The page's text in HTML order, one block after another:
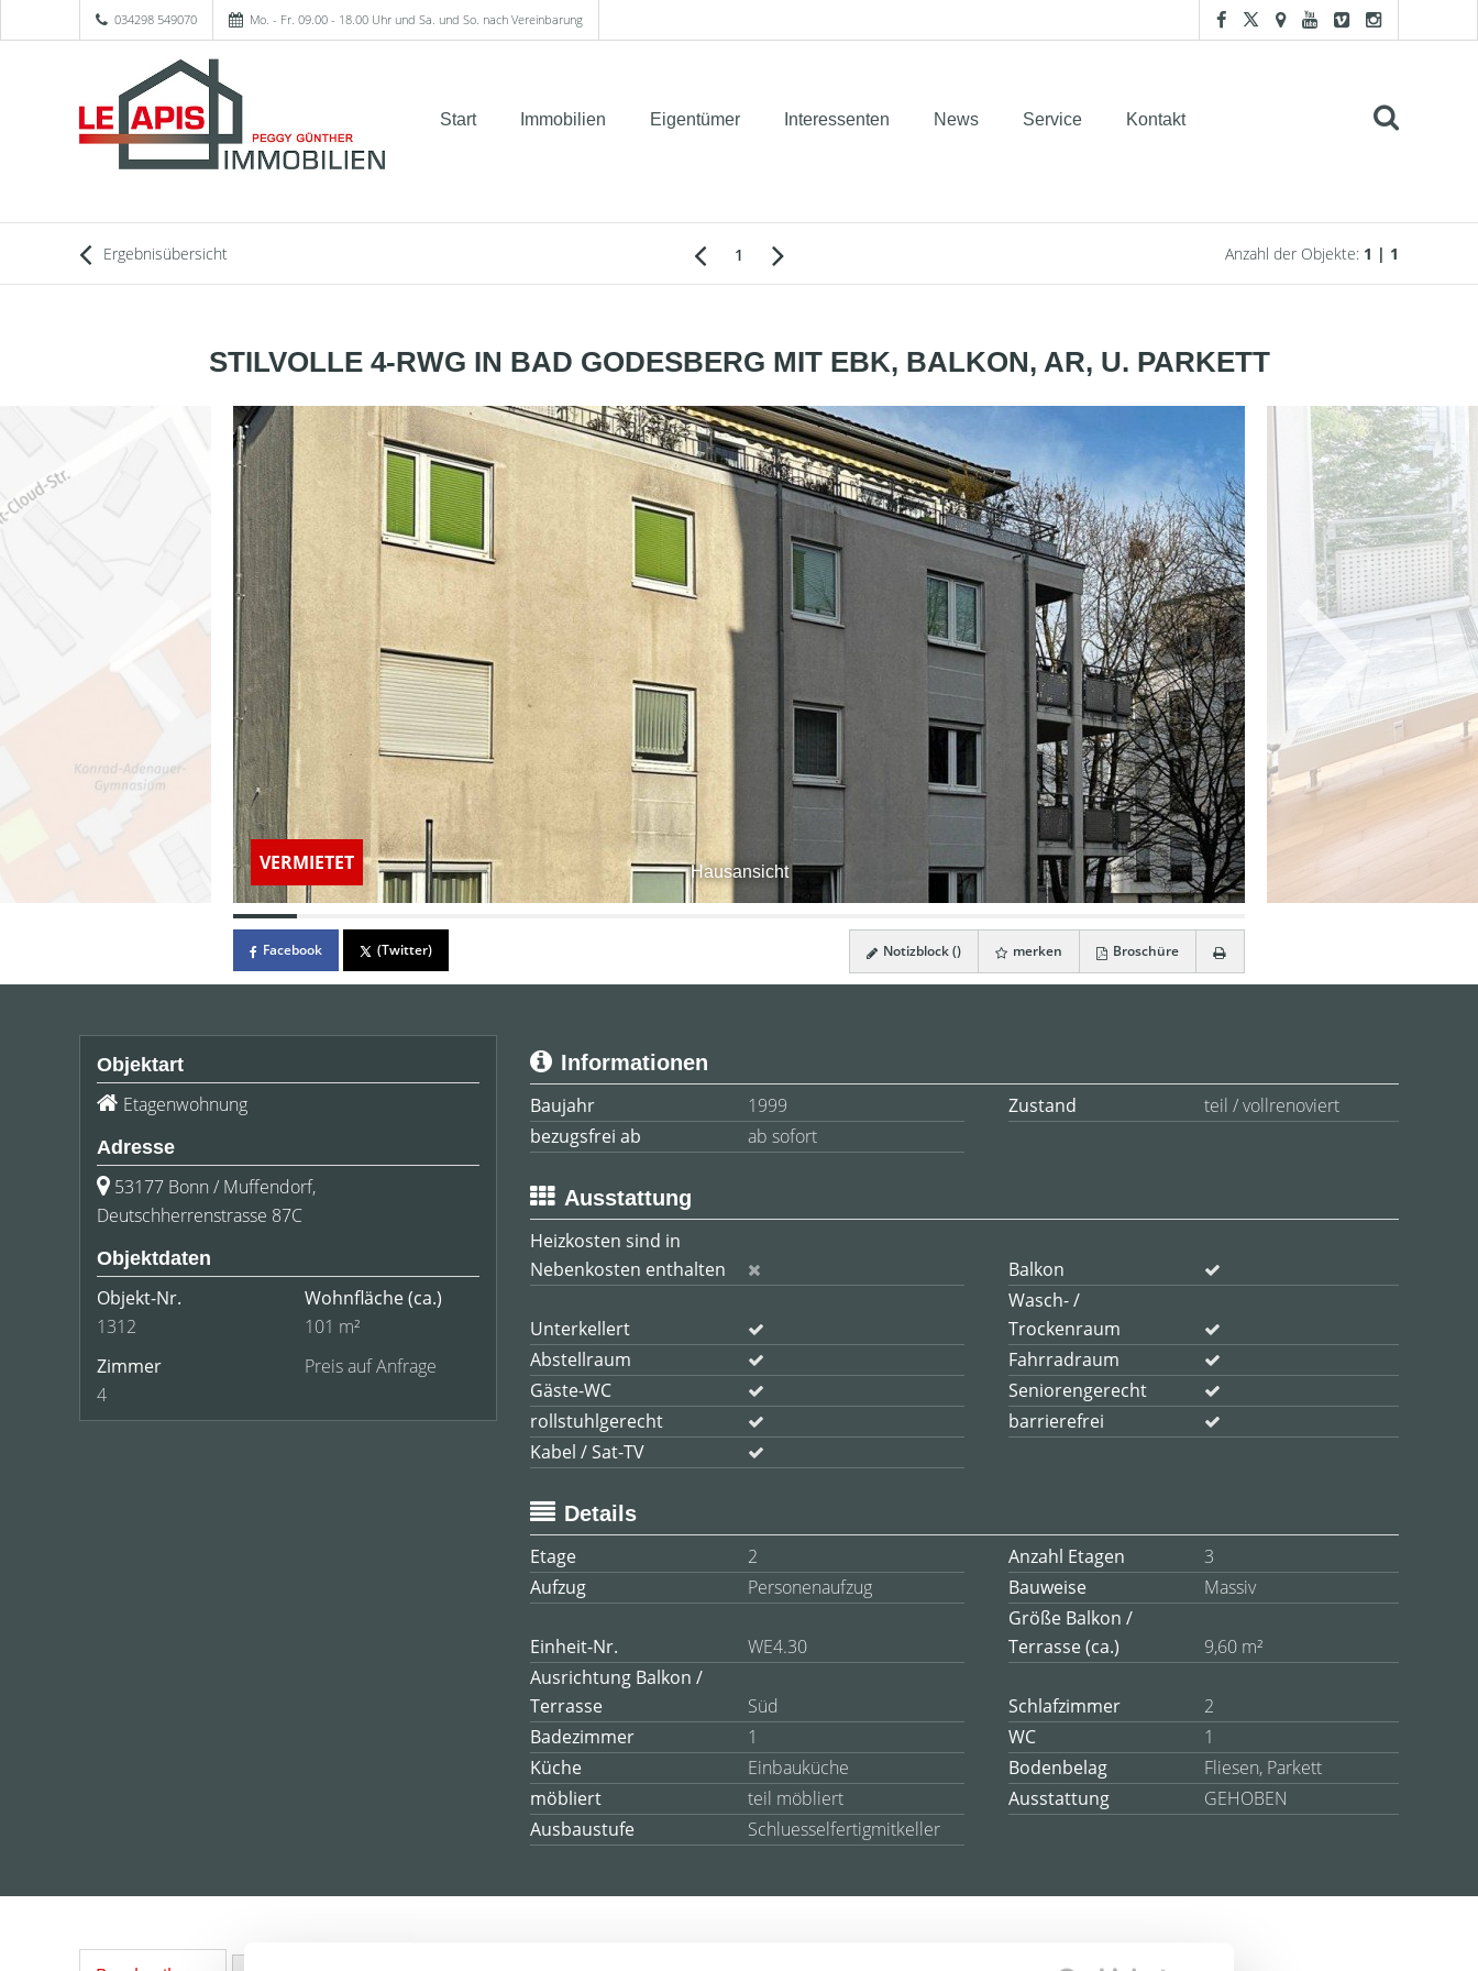
034298 549070 Mo. - Fr. 09.00 - 18.00 Uhr und Sa. und So. nach Vereinbarung
Start Immobilien Eigentümer Interessenten News Service Kontakt
Ergebnisübersicht 1 Anzahl der Objekte: 1 | 1
STILVOLLE 4-RWG IN BAD GODESBERG MIT EBK, BALKON, AR, U. PARKETT
Hausansicht
VERMIETET
Facebook (Twitter) Notizblock () merken Broschüre
Objektart
Etagenwohnung
Adresse
53177 Bonn / Muffendorf,
Deutschherrenstrasse 87C
Objektdaten
Objekt-Nr.
1312
Wohnfläche(ca.)
101 m²
Zimmer
4
Preis auf Anfrage
Informationen
Baujahr
1999 Zustand
teil / vollrenoviert
bezugsfrei ab
ab sofort
Ausstattung
Heizkosten sind in
Nebenkosten enthalten
Balkon
Unterkellert
Wasch- /
Trockenraum
Abstellraum
Fahrradraum
Gäste-WC
Seniorengerecht
rollstuhlgerecht
barrierefrei
Kabel / Sat-TV
Details
Etage
2 Anzahl Etagen
3
Aufzug
Personenaufzug Bauweise Massiv
Einheit-Nr. WE4.30
Größe Balkon /
Terrasse (ca.)
9,60 m²
Ausrichtung Balkon /
Terrasse
Süd Schlafzimmer
2
Badezimmer
1 WC
1
Küche
Einbauküche Bodenbelag
Fliesen, Parkett
möbliert
teil möbliert Ausstattung
GEHOBEN
Ausbaustufe
Schluesselfertigmitkeller